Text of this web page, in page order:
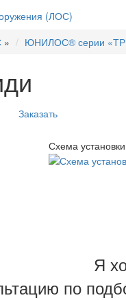
(ЛОС)
» ЮНИЛОС® серии
Заказать
Схема установки
Я
по